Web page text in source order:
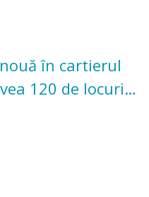
în cartierul
120 de locuri